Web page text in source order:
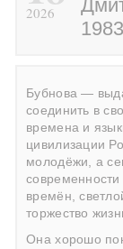
2026
Бубнова —
соединить в
времена и
цивилизации
молодёжи, а
современности
времён,
торжество
Она хорошо